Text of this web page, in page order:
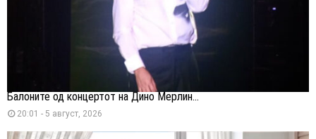
Балоните од концертот на Дино Мерлин...
20:01 - 5 август, 2026